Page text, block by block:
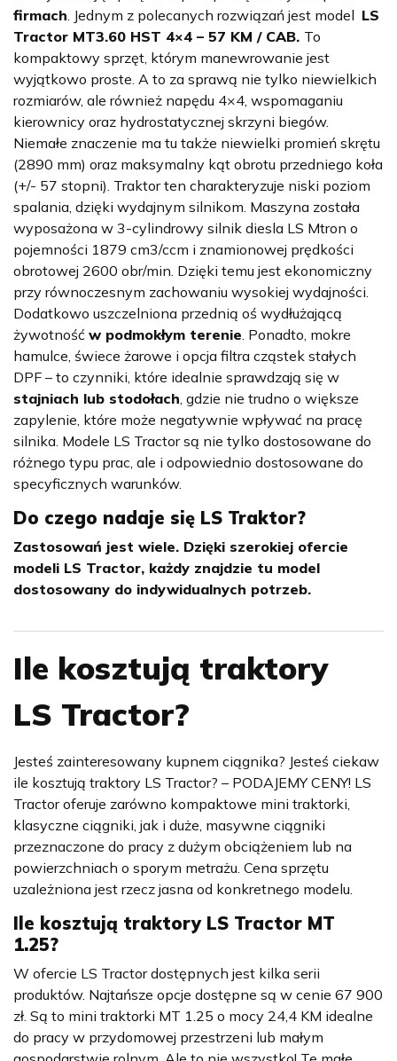
firmach. Jednym z polecanych rozwiązań jest model LS
Tractor MT3.60 HST 4×4 – 57 KM / CAB. To
kompaktowy sprzęt, którym manewrowanie jest
wyjątkowo proste. A to za sprawą nie tylko niewielkich
rozmiarów, ale również napędu 4×4, wspomaganiu
kierownicy oraz hydrostatycznej skrzyni biegów.
Niemałe znaczenie ma tu także niewielki promień skrętu
(2890 mm) oraz maksymalny kąt obrotu przedniego koła
(+/- 57 stopni). Traktor ten charakteryzuje niski poziom
spalania, dzięki wydajnym silnikom. Maszyna została
wyposażona w 3-cylindrowy silnik diesla LS Mtron o
pojemności 1879 cm3/ccm i znamionowej prędkości
obrotowej 2600 obr/min. Dzięki temu jest ekonomiczny
przy równoczesnym zachowaniu wysokiej wydajności.
Dodatkowo uszczelniona przednią oś wydłużającą
żywotność w podmokłym terenie. Ponadto, mokre
hamulce, świece żarowe i opcja filtra cząstek stałych
DPF – to czynniki, które idealnie sprawdzają się w
stajniach lub stodołach, gdzie nie trudno o większe
zapylenie, które może negatywnie wpływać na pracę
silnika. Modele LS Tractor są nie tylko dostosowane do
różnego typu prac, ale i odpowiednio dostosowane do
specyficznych warunków.
Do czego nadaje się LS Traktor?
Zastosowań jest wiele. Dzięki szerokiej ofercie
modeli LS Tractor, każdy znajdzie tu model
dostosowany do indywidualnych potrzeb.
Ile kosztują traktory
LS Tractor?
Jesteś zainteresowany kupnem ciągnika? Jesteś ciekaw
ile kosztują traktory LS Tractor? – PODAJEMY CENY! LS
Tractor oferuje zarówno kompaktowe mini traktorki,
klasyczne ciągniki, jak i duże, masywne ciągniki
przeznaczone do pracy z dużym obciążeniem lub na
powierzchniach o sporym metrażu. Cena sprzętu
uzależniona jest rzecz jasna od konkretnego modelu.
Ile kosztują traktory LS Tractor MT
1.25?
W ofercie LS Tractor dostępnych jest kilka serii
produktów. Najtańsze opcje dostępne są w cenie 67 900
zł. Są to mini traktorki MT 1.25 o mocy 24,4 KM idealne
do pracy w przydomowej przestrzeni lub małym